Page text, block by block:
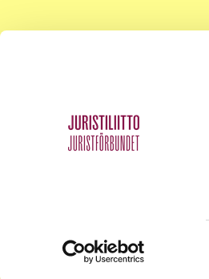
Tietosuojaseloste